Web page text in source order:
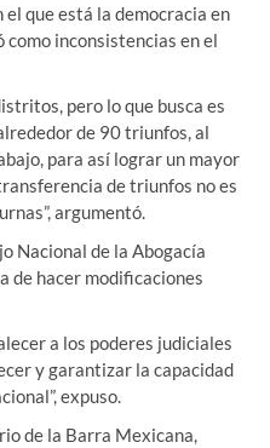
que está la democracia en
como inconsistencias en el
pero lo que busca es
de 90 triunfos, al
para así lograr un mayor
de triunfos no es
argumentó.
Nacional de la Abogacía
de hacer modificaciones
a los poderes judiciales
y garantizar la capacidad
expuso.
de la Barra Mexicana,